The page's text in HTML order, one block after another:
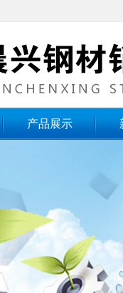
产品展示